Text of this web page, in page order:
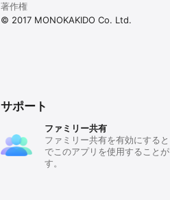
上級学習英和辞典です。
充実の文法・語法解説と、豊富な用例・
・英文読解のキーワードをわかりやすく解
・多義語の意味が一目でつかめる「中心義
・ネイティブスピーカーの最新の言語使
・知的好奇心をくすぐる「メタファー
◆約1万項目の見出語音声を収録
著作権
© 2017 MONOKAKIDO Co. Ltd.
サポート
ファミリー共有
ファミリー共有を有効にする
でこのアプリを使用することが
す。